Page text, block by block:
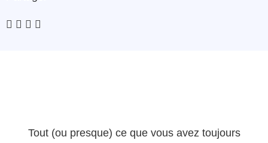
Tout (ou presque) ce que vous avez toujours